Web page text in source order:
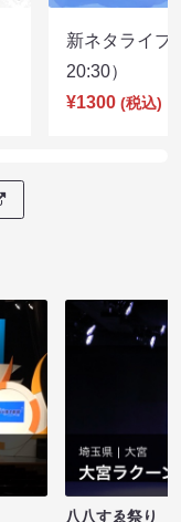
新ネタライ
20:30）
¥1300 (税込)
八八すゑ祭り